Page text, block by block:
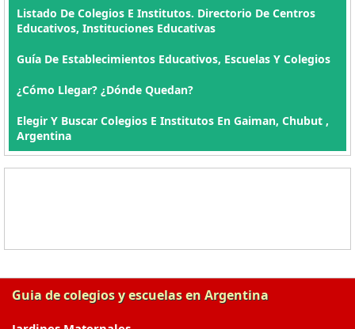
Listado De Colegios E Institutos. Directorio De Centros
Educativos, Instituciones Educativas
Guía De Establecimientos Educativos, Escuelas Y Colegios
¿Cómo Llegar? ¿Dónde Quedan?
Elegir Y Buscar Colegios E Institutos En Gaiman, Chubut ,
Argentina
Guia de colegios y escuelas en Argentina